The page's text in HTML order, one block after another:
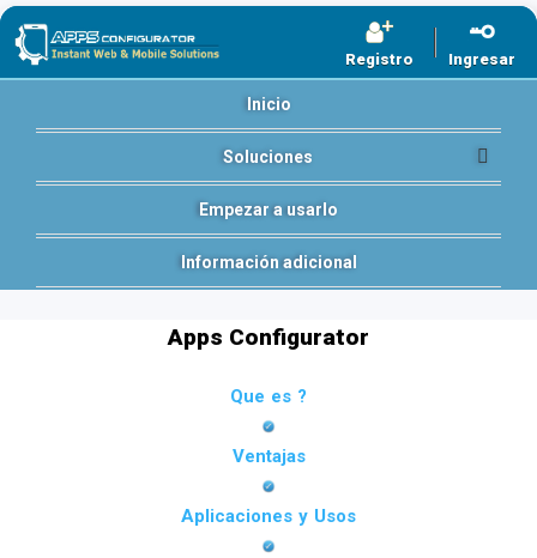
Registro Ingresar
Inicio
Soluciones
Empezar a usarlo
Información adicional
Apps Configurator
Que es ?
Ventajas
Aplicaciones y Usos